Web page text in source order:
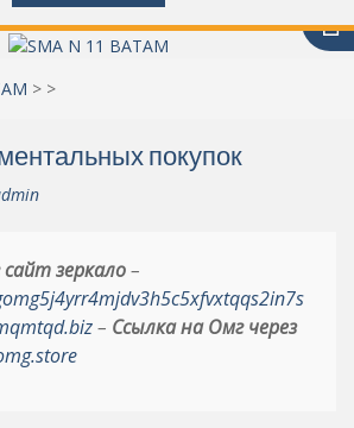
> >
покупок
зеркало–
– Ссылка на Омг через